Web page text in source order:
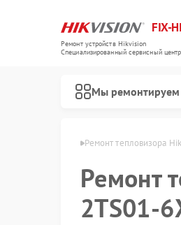
FIX-
Ремонт устройств Hikvision
Специализированный cервисный
Мы ремонтируем
Ремонт тепловизора
Ремонт
2TS01-